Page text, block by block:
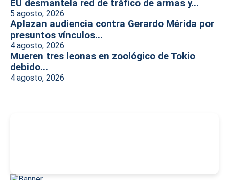
EU desmantela red de tráfico de armas y...
5 agosto, 2026
Aplazan audiencia contra Gerardo Mérida por
presuntos vínculos...
4 agosto, 2026
Mueren tres leonas en zoológico de Tokio
debido...
4 agosto, 2026